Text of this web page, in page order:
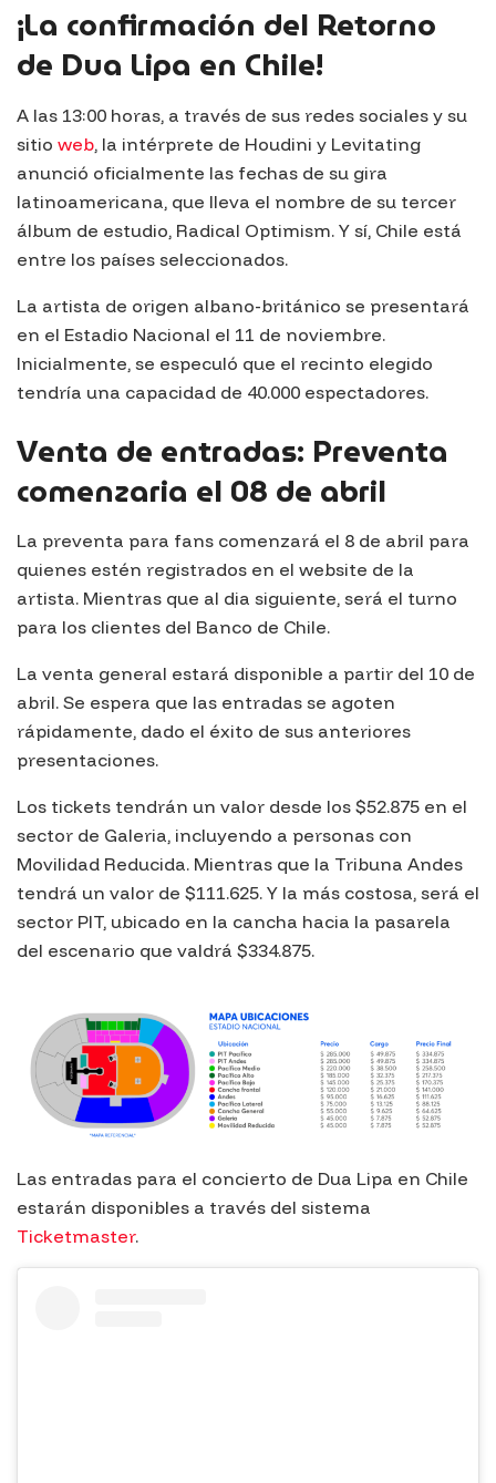
¡La confirmación del Retorno
de Dua Lipa en Chile!
A las 13:00 horas, a través de sus redes sociales y su
sitio web, la intérprete de Houdini y Levitating
anunció oficialmente las fechas de su gira
latinoamericana, que lleva el nombre de su tercer
álbum de estudio, Radical Optimism. Y sí, Chile está
entre los países seleccionados.
La artista de origen albano-británico se presentará
en el Estadio Nacional el 11 de noviembre.
Inicialmente, se especuló que el recinto elegido
tendría una capacidad de 40.000 espectadores.
Venta de entradas: Preventa
comenzaria el 08 de abril
La preventa para fans comenzará el 8 de abril para
quienes estén registrados en el website de la
artista. Mientras que al dia siguiente, será el turno
para los clientes del Banco de Chile.
La venta general estará disponible a partir del 10 de
abril. Se espera que las entradas se agoten
rápidamente, dado el éxito de sus anteriores
presentaciones.
Los tickets tendrán un valor desde los $52.875 en el
sector de Galeria, incluyendo a personas con
Movilidad Reducida. Mientras que la Tribuna Andes
tendrá un valor de $111.625. Y la más costosa, será el
sector PIT, ubicado en la cancha hacia la pasarela
del escenario que valdrá $334.875.
Las entradas para el concierto de Dua Lipa en Chile
estarán disponibles a través del sistema
Ticketmaster.